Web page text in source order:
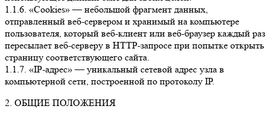
1.1.6. «Cookies» — небольшой фрагмент данных,
отправленный веб-сервером и хранимый на компьютере
пользователя, который веб-клиент или веб-браузер каждый раз
пересылает веб-серверу в HTTP-запросе при попытке открыть
страницу соответствующего сайта.
1.1.7. «IP-адрес» — уникальный сетевой адрес узла в
компьютерной сети, построенной по протоколу IP.
2. ОБЩИЕ ПОЛОЖЕНИЯ